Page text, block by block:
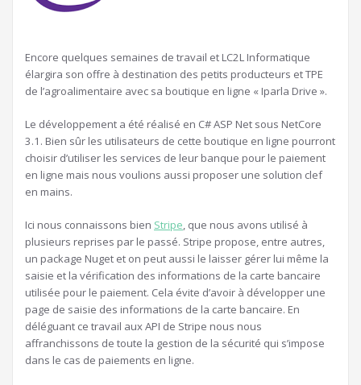
Encore quelques semaines de travail et LC2L Informatique
élargira son offre à destination des petits producteurs et TPE
de l’agroalimentaire avec sa boutique en ligne « Iparla Drive ».
Le développement a été réalisé en C# ASP Net sous NetCore
3.1. Bien sûr les utilisateurs de cette boutique en ligne pourront
choisir d’utiliser les services de leur banque pour le paiement
en ligne mais nous voulions aussi proposer une solution clef
en mains.
Ici nous connaissons bien Stripe, que nous avons utilisé à
plusieurs reprises par le passé. Stripe propose, entre autres,
un package Nuget et on peut aussi le laisser gérer lui même la
saisie et la vérification des informations de la carte bancaire
utilisée pour le paiement. Cela évite d’avoir à développer une
page de saisie des informations de la carte bancaire. En
déléguant ce travail aux API de Stripe nous nous
affranchissons de toute la gestion de la sécurité qui s’impose
dans le cas de paiements en ligne.